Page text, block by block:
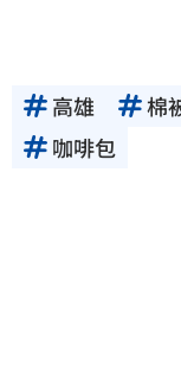
高雄 棉
咖啡包